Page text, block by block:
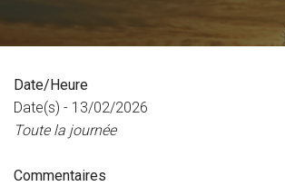
Date/Heure
Date(s) - 13/02/2026
Toute la journée
Commentaires